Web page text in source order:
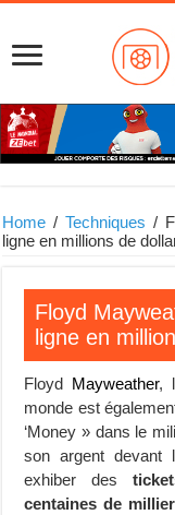
Home / Techniques /
ligne en millions de
Floyd
ligne en
Floyd Mayweather,
monde est
‘Money » dans le
son argent devant
exhiber des
centaines de